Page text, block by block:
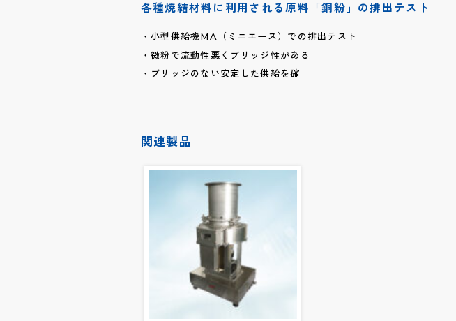
各種焼結材料に利用される原料「銅紛」の排出テスト
小型供給機MA（ミニエース）での排出テスト
微粉で流動性悪くブリッジ性がある
ブリッジのない安定した供給を確
関連製品